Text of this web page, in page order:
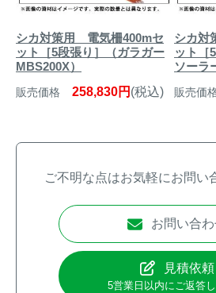
シカ対策用 電気柵400mセ
ット［5段張り］（ガラガー
MBS200X）
販売価格 258,830円 (税込)
シカ対
ット［
ソーラ
販売価
ご不明な点はお気軽にお問い
お問い合
見積依頼
5営業日以内にご返答し